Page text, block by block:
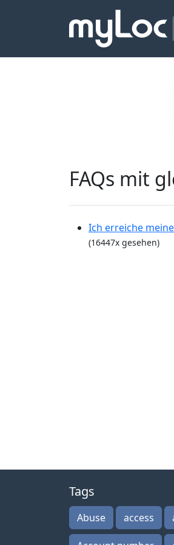
FAQs mit
Ich erreiche
(16447x gesehen)
Tags
Abuse access